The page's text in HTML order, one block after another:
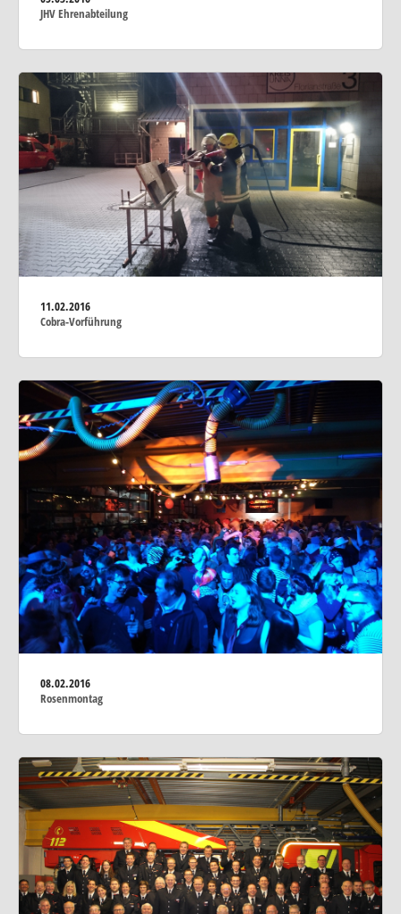
JHV Ehrenabteilung
11.02.2016
Cobra-Vorführung
08.02.2016
Rosenmontag